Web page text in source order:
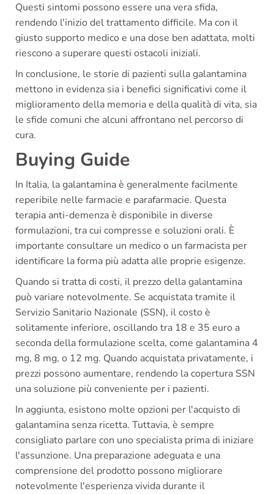
Questi sintomi possono essere una vera sfida,
rendendo l'inizio del trattamento difficile. Ma con il
giusto supporto medico e una dose ben adattata, molti
riescono a superare questi ostacoli iniziali.
In conclusione, le storie di pazienti sulla galantamina
mettono in evidenza sia i benefici significativi come il
miglioramento della memoria e della qualità di vita, sia
le sfide comuni che alcuni affrontano nel percorso di
cura.
Buying Guide
In Italia, la galantamina è generalmente facilmente
reperibile nelle farmacie e parafarmacie. Questa
terapia anti-demenza è disponibile in diverse
formulazioni, tra cui compresse e soluzioni orali. È
importante consultare un medico o un farmacista per
identificare la forma più adatta alle proprie esigenze.
Quando si tratta di costi, il prezzo della galantamina
può variare notevolmente. Se acquistata tramite il
Servizio Sanitario Nazionale (SSN), il costo è
solitamente inferiore, oscillando tra 18 e 35 euro a
seconda della formulazione scelta, come galantamina 4
mg, 8 mg, o 12 mg. Quando acquistata privatamente, i
prezzi possono aumentare, rendendo la copertura SSN
una soluzione più conveniente per i pazienti.
In aggiunta, esistono molte opzioni per l'acquisto di
galantamina senza ricetta. Tuttavia, è sempre
consigliato parlare con uno specialista prima di iniziare
l'assunzione. Una preparazione adeguata e una
comprensione del prodotto possono migliorare
notevolmente l'esperienza vivida durante il